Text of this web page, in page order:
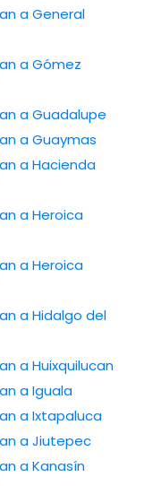
a General
a Gómez
a Guadalupe
a Guaymas
a Hacienda
a Heroica
a Heroica
a Hidalgo del
a Huixquilucan
a Iguala
a Ixtapaluca
a Jiutepec
a Kanasín